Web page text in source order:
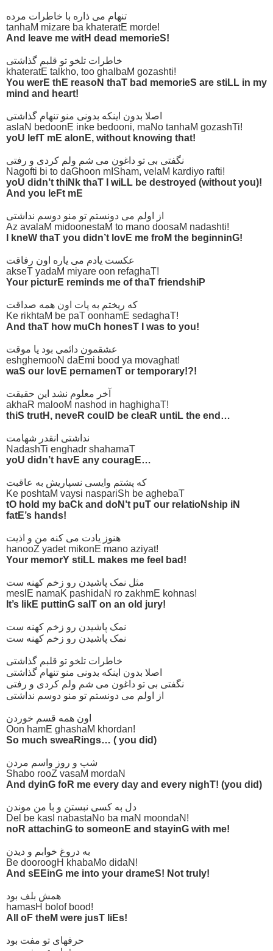
تنهام می ذاره با خاطرات مرده
tanhaM mizare ba khateratE morde!
And leave me witH dead memorieS!
خاطرات تلخو تو قلبم گذاشتی
khateratE talkho, too ghalbaM gozashti!
You werE thE reasoN thaT bad memorieS are stiLL in my
mind and heart!
اصلا بدون اینکه بدونی منو تنهام گذاشتی
aslaN bedoonE inke bedooni, maNo tanhaM gozashTi!
yoU lefT mE alonE, without knowing that!
نگفتی بی تو داغون می شم ولم کردی و رفتی
Nagofti bi to daGhoon mISham, velaM kardiyo rafti!
yoU didn’t thiNk thaT I wiLL be destroyed (without you)!
And you leFt mE
از اولم می دونستم تو منو دوسم نداشتی
Az avalaM midoonestaM to mano doosaM nadashti!
I kneW thaT you didn’t lovE me froM the beginninG!
عکست یادم می یاره اون رفاقت
akseT yadaM miyare oon refaghaT!
Your picturE reminds me of thaT friendshiP
که ریختم به پات اون همه صداقت
Ke rikhtaM be paT oonhamE sedaghaT!
And thaT how muCh honesT I was to you!
عشقمون دائمی بود یا موقت
eshghemooN daEmi bood ya movaghat!
waS our lovE pernamenT or temporary!?!
آخر معلوم نشد این حقیقت
akhaR malooM nashod in haghighaT!
thiS trutH, neveR coulD be cleaR untiL the end…
نداشتی انقدر شهامت
NadashTi enghadr shahamaT
yoU didn’t havE any couragE…
که پشتم وایسی نسپاریش به عاقبت
Ke poshtaM vaysi naspariSh be aghebaT
tO hold my baCk and doN’t puT our relatioNship iN
fatE’s hands!
هنوز یادت می کنه من و اذیت
hanooZ yadet mikonE mano aziyat!
Your memorY stiLL makes me feel bad!
مثل نمک پاشیدن رو زخم کهنه ست
meslE namaK pashidaN ro zakhmE kohnas!
It’s likE puttinG salT on an old jury!
نمک پاشیدن رو زخم کهنه ست
نمک پاشیدن رو زخم کهنه ست
خاطرات تلخو تو قلبم گذاشتی
اصلا بدون اینکه بدونی منو تنهام گذاشتی
نگفتی بی تو داغون می شم ولم کردی و رفتی
از اولم می دونستم تو منو دوسم نداشتی
اون همه قسم خوردن
Oon hamE ghashaM khordan!
So much sweaRings… ( you did)
شب و روز واسم مردن
Shabo rooZ vasaM mordaN
And dyinG foR me every day and every nighT! (you did)
دل به کسی نبستن و با من موندن
Del be kasI nabastaNo ba maN moondaN!
noR attachinG to someonE and stayinG with me!
به دروغ خوابم و دیدن
Be dooroogH khabaMo didaN!
And sEEinG me into your drameS! Not truly!
همش بلف بود
hamasH bolof bood!
All oF theM were jusT liEs!
حرفهای تو مفت بود